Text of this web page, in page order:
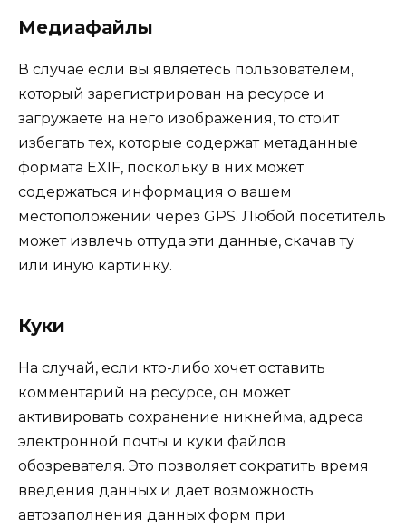
Медиафайлы
В случае если вы являетесь пользователем,
который зарегистрирован на ресурсе и
загружаете на него изображения, то стоит
избегать тех, которые содержат метаданные
формата EXIF, поскольку в них может
содержаться информация о вашем
местоположении через GPS. Любой посетитель
может извлечь оттуда эти данные, скачав ту
или иную картинку.
Куки
На случай, если кто-либо хочет оставить
комментарий на ресурсе, он может
активировать сохранение никнейма, адреса
электронной почты и куки файлов
обозревателя. Это позволяет сократить время
введения данных и дает возможность
автозаполнения данных форм при